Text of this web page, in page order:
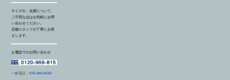
サイズや、在庫について、
ご不明な点はお気軽にお問
い合わせください。
店舗スタッフが丁寧にお答
えします。
お電話でのお問い合わせ
一般電話：076-495-8560